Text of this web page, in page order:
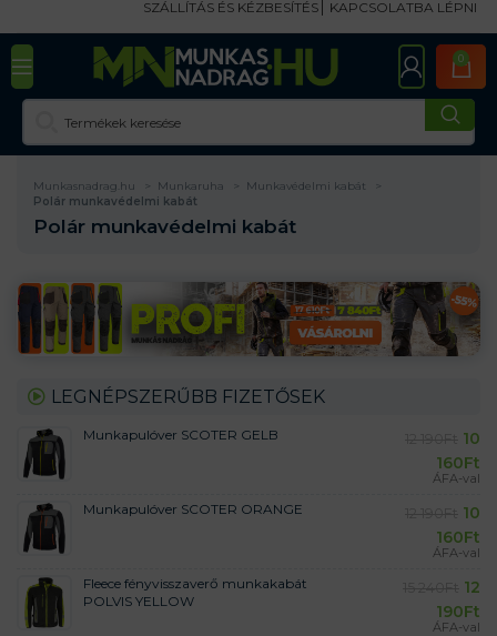
SZÁLLÍTÁS ÉS KÉZBESÍTÉS KAPCSOLATBA LÉPNI
0
Munkasnadrag.hu Munkaruha
Munkavédelmi kabát
Polár munkavédelmi kabát
Polár munkavédelmi kabát
LEGNÉPSZERŰBB FIZETŐSEK
Munkapulóver SCOTER GELB
10
160Ft
ÁFA-val
Munkapulóver SCOTER ORANGE
10
160Ft
ÁFA-val
Fleece fényvisszaverő munkakabát
POLVIS YELLOW
12
190Ft
ÁFA-val